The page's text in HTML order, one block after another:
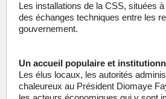
Les installations de la CSS, situées
des échanges techniques entre les
gouvernement.
Un accueil populaire et
Les élus locaux, les autorités
chaleureux au Président Diomaye